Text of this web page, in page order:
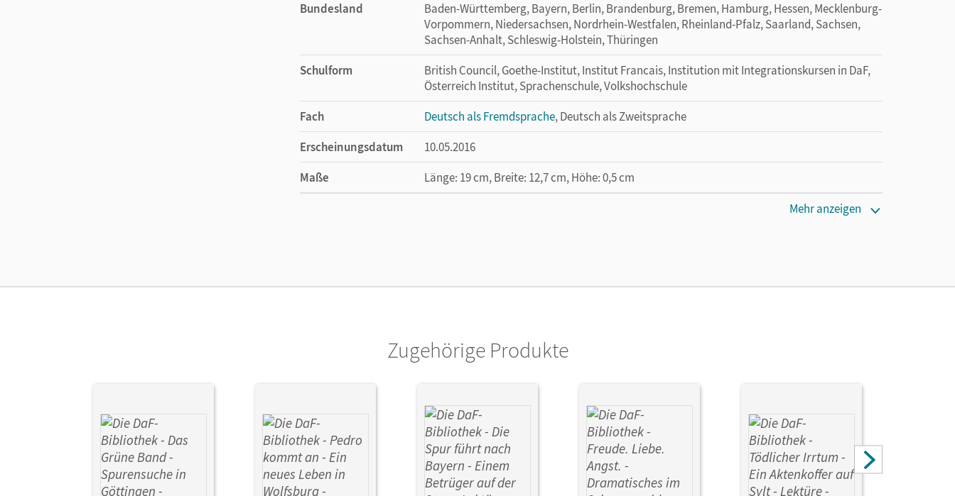
Bundesland
Baden-Württemberg, Bayern, Berlin, Brandenburg, Bremen, Hamburg, Hessen, Mecklenburg-
Vorpommern, Niedersachsen, Nordrhein-Westfalen, Rheinland-Pfalz, Saarland, Sachsen,
Sachsen-Anhalt, Schleswig-Holstein, Thüringen
Schulform
British Council, Goethe-Institut, Institut Francais, Institution mit Integrationskursen in DaF,
Österreich Institut, Sprachenschule, Volkshochschule
Fach
Deutsch als Fremdsprache, Deutsch als Zweitsprache
Erscheinungsdatum
10.05.2016
Maße
Länge: 19 cm, Breite: 12,7 cm, Höhe: 0,5 cm
Mehr anzeigen
Zugehörige Produkte